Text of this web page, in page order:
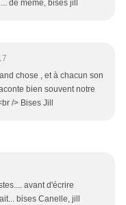
de même, bises jill
chose , et à chacun son
bien souvent notre
/> Bises Jill
avant d'écrire
bises Canelle, jill